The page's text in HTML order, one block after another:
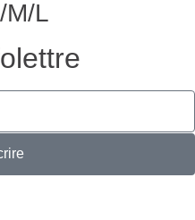
M/L